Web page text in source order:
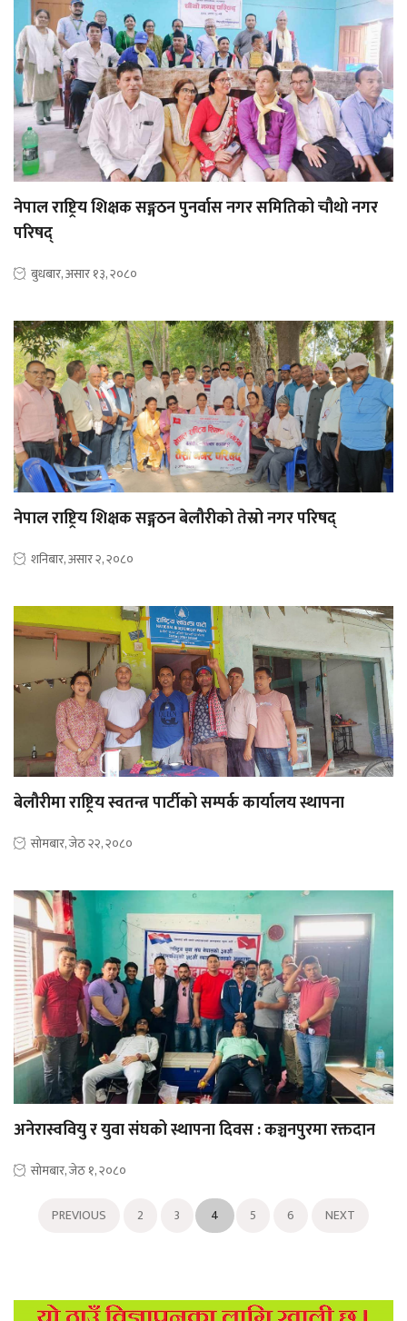
नेपाल राष्ट्रिय शिक्षक सङ्गठन पुनर्वास नगर समितिको चौथो नगर
परिषद्
बुधबार, असार १३, २०८०
नेपाल राष्ट्रिय शिक्षक सङ्गठन बेलौरीको तेस्रो नगर परिषद्
शनिबार, असार २, २०८०
बेलौरीमा राष्ट्रिय स्वतन्त्र पार्टीको सम्पर्क कार्यालय स्थापना
सोमबार, जेठ २२, २०८०
अनेरास्ववियु र युवा संघको स्थापना दिवस : कञ्चनपुरमा रक्तदान
सोमबार, जेठ १, २०८०
PREVIOUS 2 3 4 5 6 NEXT